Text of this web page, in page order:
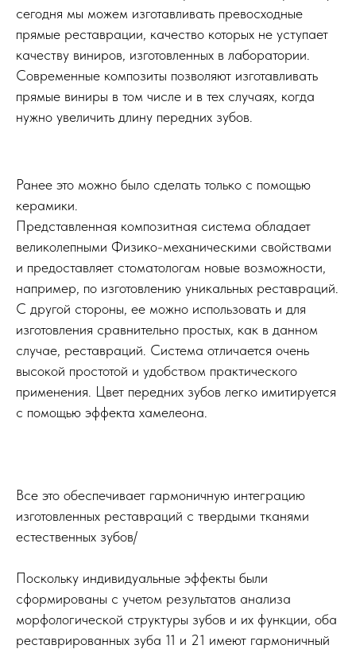
сегодня мы можем изготавливать превосходные
прямые реставрации, качество которых не уступает
качеству виниров, изготовленных в лаборатории.
Современные композиты позволяют изготавливать
прямые виниры в том числе и в тех случаях, когда
нужно увеличить длину передних зубов.
Ранее это можно было сделать только с помощью
керамики.
Представленная композитная система обладает
великолепными Физико-механическими свойствами
и предоставляет стоматологам новые возможности,
например, по изготовлению уникальных реставраций.
С другой стороны, ее можно использовать и для
изготовления сравнительно простых, как в данном
случае, реставраций. Система отличается очень
высокой простотой и удобством практического
применения. Цвет передних зубов легко имитируется
с помощью эффекта хамелеона.
Все это обеспечивает гармоничную интеграцию
изготовленных реставраций с твердыми тканями
естественных зубов/
Поскольку индивидуальные эффекты были
сформированы с учетом результатов анализа
морфологической структуры зубов и их функции, оба
реставрированных зуба 11 и 21 имеют гармоничный